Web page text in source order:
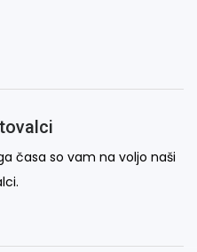
časa so vam na voljo naši